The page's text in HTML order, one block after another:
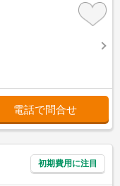
電話で問合せ
初期費用に注目